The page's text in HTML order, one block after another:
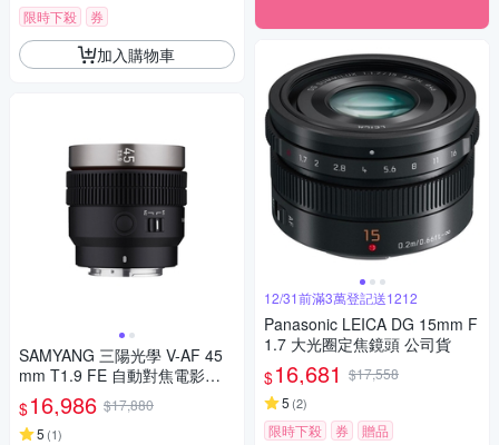
限時下殺 券
加入購物車
SAMYANG 三陽光學 V-AF 45
mm T1.9 FE 自動對焦電影鏡 S
ony FE 公司貨
$16,986 $17,880
5 (1)
12/31前滿3萬登記送1212
Panasonic LEICA DG 15mm F
1.7 大光圈定焦鏡頭 公司貨
$16,681 $17,558
5 (2)
限時下殺 券 贈品